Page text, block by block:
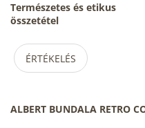
Természetes és etikus
összetétel
ÉRTÉKELÉS
ALBERT BUNDALA RETRO